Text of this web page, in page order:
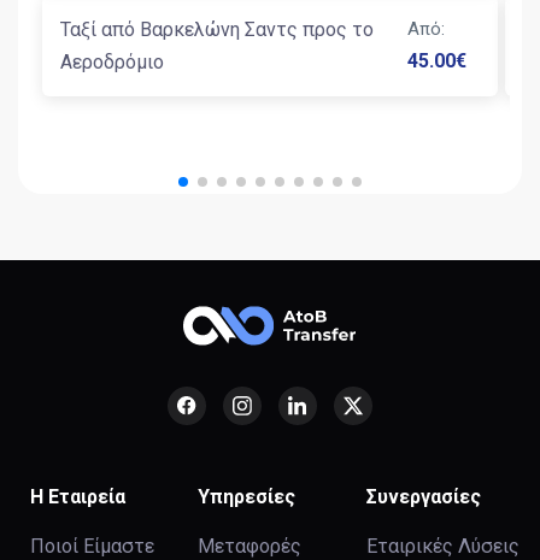
Ταξί από Βαρκελώνη Σαντς προς το
Αεροδρόμιο
Από:
45.00€
Η Εταιρεία
Ποιοί Είμαστε
Υπηρεσίες
Μεταφορές
Συνεργασίες
Εταιρικές Λύσεις